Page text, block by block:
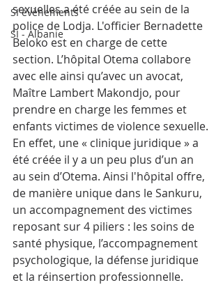
SI évènements
SI - Albanie
sexuelles a été créée au sein de la
police de Lodja. L'officier Bernadette
Beloko est en charge de cette
section. L’hôpital Otema collabore
avec elle ainsi qu’avec un avocat,
Maître Lambert Makondjo, pour
prendre en charge les femmes et
enfants victimes de violence sexuelle.
En effet, une « clinique juridique » a
été créée il y a un peu plus d’un an
au sein d’Otema. Ainsi l'hôpital offre,
de manière unique dans le Sankuru,
un accompagnement des victimes
reposant sur 4 piliers : les soins de
santé physique, l’accompagnement
psychologique, la défense juridique
et la réinsertion professionnelle.